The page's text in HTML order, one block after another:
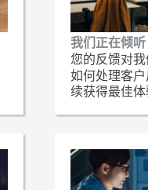
我们正在倾听
您的反馈对
如何处理客
续获得最佳体